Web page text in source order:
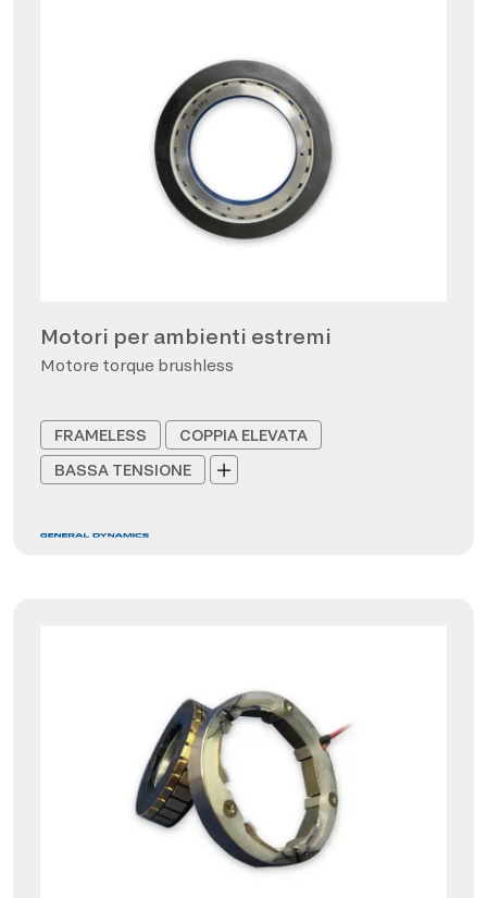
Motori per ambienti estremi
Motore torque brushless
FRAMELESS
COPPIA ELEVATA
BASSA TENSIONE